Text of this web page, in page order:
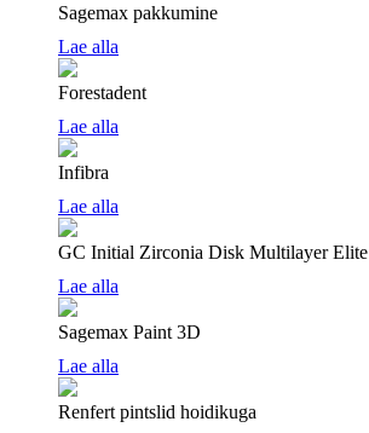
Sagemax pakkumine
Lae alla
Forestadent
Lae alla
Infibra
Lae alla
GC Initial Zirconia Disk Multilayer Elite
Lae alla
Sagemax Paint 3D
Lae alla
Renfert pintslid hoidikuga